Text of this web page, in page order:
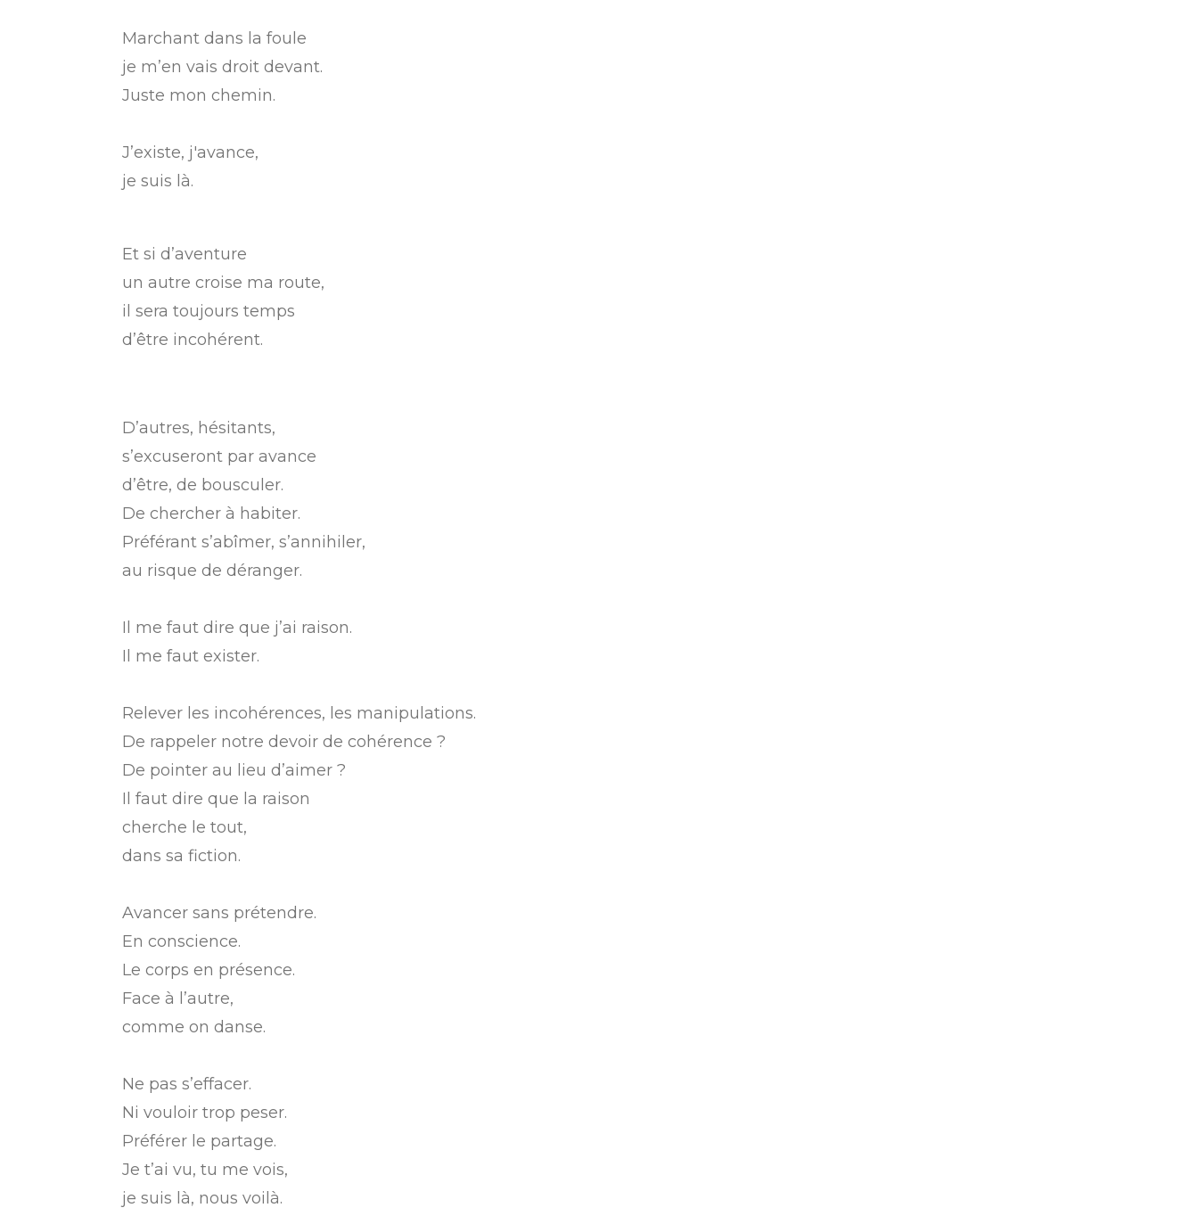
Marchant dans la foule
je m’en vais droit devant.
Juste mon chemin.
J’existe, j'avance,
je suis là.
Et si d’aventure
un autre croise ma route,
il sera toujours temps
d’être incohérent.
D’autres, hésitants,
s’excuseront par avance
d’être, de bousculer.
De chercher à habiter.
Préférant s’abîmer, s’annihiler,
au risque de déranger.
Il me faut dire que j’ai raison.
Il me faut exister.
Relever les incohérences, les manipulations.
De rappeler notre devoir de cohérence ?
De pointer au lieu d’aimer ?
Il faut dire que la raison
cherche le tout,
dans sa fiction.
Avancer sans prétendre.
En conscience.
Le corps en présence.
Face à l’autre,
comme on danse.
Ne pas s’effacer.
Ni vouloir trop peser.
Préférer le partage.
Je t’ai vu, tu me vois,
je suis là, nous voilà.